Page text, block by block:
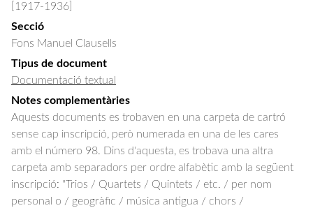
[1917-1936]
Secció
Fons Manuel Clausells
Tipus de document
Documentació textual
Notes complementàries
Aquests documents es trobaven en una carpeta de cartró
sense cap inscripció, però numerada en una de les cares
amb el número 98. Dins d'aquesta, es trobava una altra
carpeta amb separadors per ordre alfabètic amb la següent
inscripció: "Trios / Quartets / Quintets / etc. / per nom
personal o / geogràfic / música antigua / chors /